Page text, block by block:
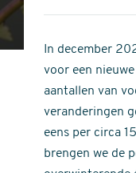
of
In december
voor een
aantallen van
veranderingen
eens per circa
brengen we de